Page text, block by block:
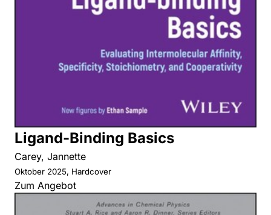
Ligand-Binding Basics
Carey, Jannette
Oktober 2025, Hardcover
Zum Angebot